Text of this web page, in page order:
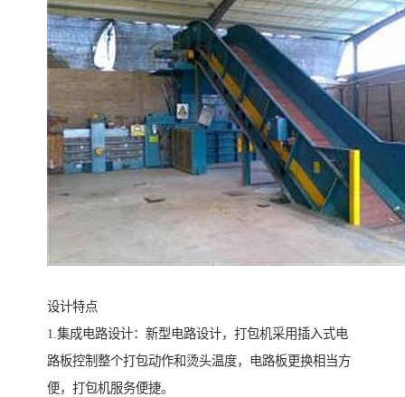
设计特点
1.集成电路设计：新型电路设计，打包机采用插入式电
路板控制整个打包动作和烫头温度，电路板更换相当方
便，打包机服务便捷。